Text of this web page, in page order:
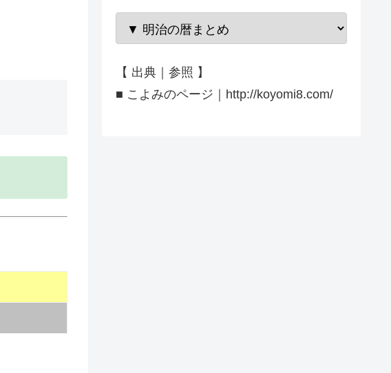
【 出典｜参照 】
■ こよみのページ｜http://koyomi8.com/